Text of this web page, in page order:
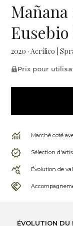
2020 · Acrílico |
Prix pour
Marché coté
Sélection
Évolution de
ÉVOLUTION DU